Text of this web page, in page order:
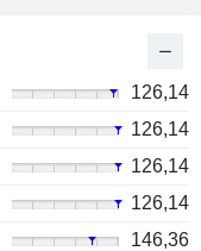
126,14
126,14
126,14
126,14
146,36